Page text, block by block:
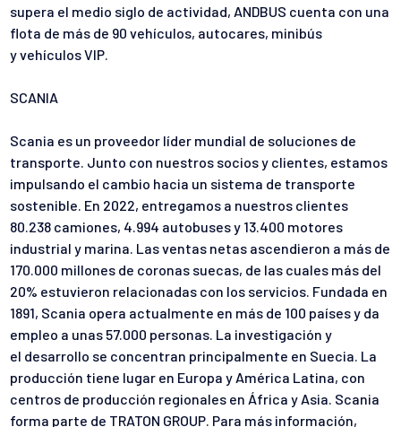
supera el medio siglo de actividad, ANDBUS cuenta con una
flota de más de 90 vehículos, autocares, minibús
yvehículos VIP.
SCANIA
Scania es un proveedor líder mundial de soluciones de
transporte. Junto con nuestros socios y clientes, estamos
impulsando el cambio hacia un sistema de transporte
sostenible. En 2022, entregamos a nuestros clientes
80.238 camiones, 4.994 autobuses y 13.400 motores
industrial y marina. Las ventas netas ascendieron a más de
170.000 millones de coronas suecas, de las cuales más del
20% estuvieron relacionadas con los servicios. Fundada en
1891, Scania opera actualmente en más de 100 países y da
empleo a unas 57.000 personas. La investigación y
el desarrollo se concentran principalmente en Suecia. La
producción tiene lugar en Europa y América Latina, con
centros de producción regionales en África y Asia. Scania
forma parte de TRATON GROUP. Para más información,